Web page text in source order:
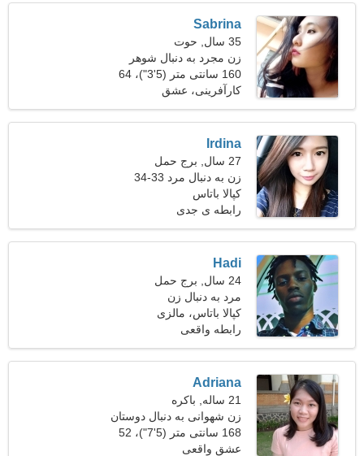
Sabrina
35 سال, حوت
زن مجرد به دنبال شوهر
160 سانتی متر (5'3")، 64
کیلوگرم (141 پوند)
کارآفرینی، عشق
Irdina
27 سال, برج حمل
زن به دنبال مرد 33-34
کپالا باتاس
رابطه ی جدی
Hadi
24 سال, برج حمل
مرد به دنبال زن
کپالا باتاس، مالزی
رابطه واقعی
Adriana
21 ساله, باکره
زن شهوانی به دنبال دوستان
168 سانتی متر (5'7")، 52
کیلوگرم (114 پوند)
عشق واقعی